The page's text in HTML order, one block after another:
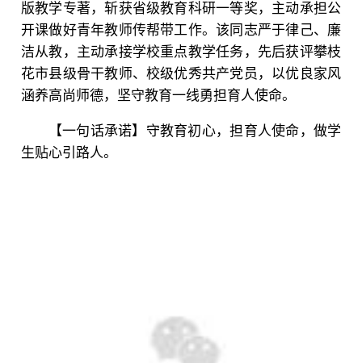
版教学专著，斩获省级教育科研一等奖，主动承担公
开课做好青年教师传帮带工作。该同志严于律己、廉
洁从教，主动承接学校重点教学任务，先后获评攀枝
花市县级骨干教师、校级优秀共产党员，以优良家风
涵养高尚师德，坚守教育一线勇担育人使命。
【一句话承诺】守教育初心，担育人使命，做学
生贴心引路人。